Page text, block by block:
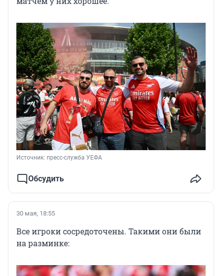
Источник: пресс-служба УЕФА
Обсудить
30 мая, 18:55
Все игроки сосредоточены. Такими они были
на разминке: